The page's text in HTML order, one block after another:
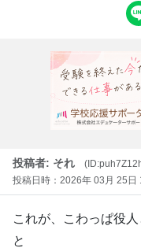
投稿者: それ
投稿日時：2026年 03月 25日
これが、こわっぱ役
と